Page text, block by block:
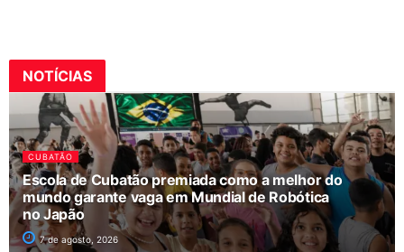
NOTÍCIAS
CUBATÃO
Escola de Cubatão premiada como a melhor do
mundo garante vaga em Mundial de Robótica
no Japão
7 de agosto, 2026